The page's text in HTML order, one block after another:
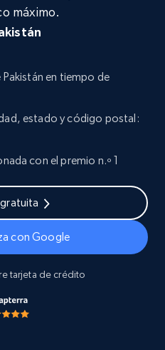
máximo.
en tiempo de
estado y código postal:
con el premio n.º 1
con Google
tarjeta de crédito